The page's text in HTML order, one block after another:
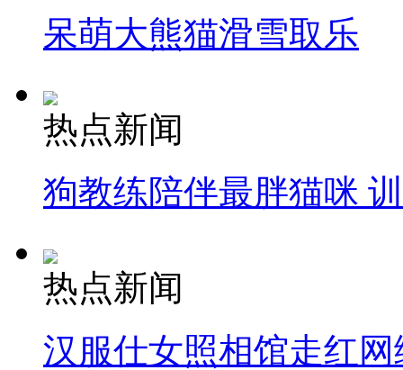
呆萌大熊猫滑雪取乐
热点新闻
狗教练陪伴最胖猫咪
热点新闻
汉服仕女照相馆走红网